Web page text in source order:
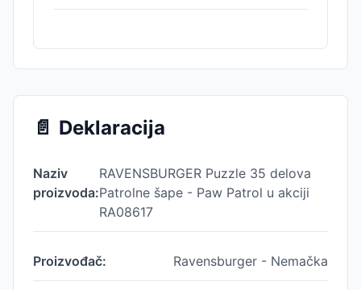
📄 Deklaracija
Naziv
proizvoda:
RAVENSBURGER Puzzle 35 delova
Patrolne šape - Paw Patrol u akciji
RA08617
Proizvođač: Ravensburger - Nemačka